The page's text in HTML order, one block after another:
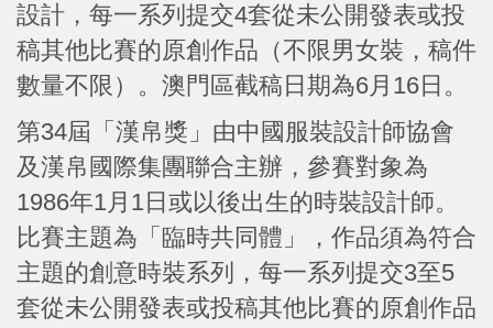
設計，每一系列提交4套從未公開發表或投
稿其他比賽的原創作品（不限男女裝，稿件
數量不限）。澳門區截稿日期為6月16日。
第34屆「漢帛獎」由中國服裝設計師協會
及漢帛國際集團聯合主辦，參賽對象為
1986年1月1日或以後出生的時裝設計師。
比賽主題為「臨時共同體」，作品須為符合
主題的創意時裝系列，每一系列提交3至5
套從未公開發表或投稿其他比賽的原創作品